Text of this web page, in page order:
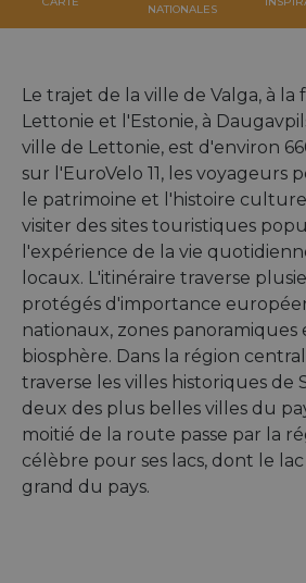
NATIONALES
Le trajet de la ville de Valga, à
Lettonie et l'Estonie, à
ville de Lettonie, est d'environ
sur l'EuroVelo 11, les voyageurs
le patrimoine et l'histoire
visiter des sites touristiques
l'expérience de la vie
locaux. L'itinéraire traverse
protégés d'importance
nationaux, zones panoramiques
biosphère. Dans la région
traverse les villes historiques de
deux des plus belles villes du
moitié de la route passe par la
célèbre pour ses lacs, dont le
grand du pays.